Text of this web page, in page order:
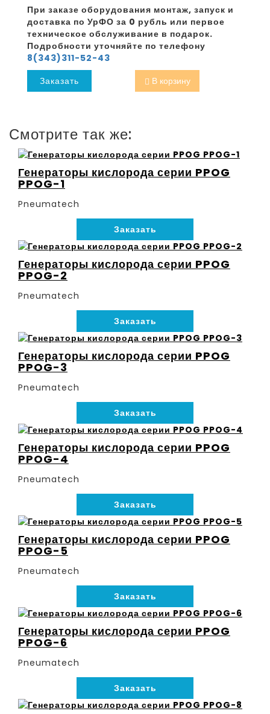
При заказе оборудования монтаж, запуск и
доставка по УрФО за 0 рубль или первое
техническое обслуживание в подарок.
Подробности уточняйте по телефону
8(343)311-52-43
Заказать
В корзину
Смотрите так же:
Генераторы кислорода серии PPOG
PPOG-1
Pneumatech
Заказать
Генераторы кислорода серии PPOG
PPOG-2
Pneumatech
Заказать
Генераторы кислорода серии PPOG
PPOG-3
Pneumatech
Заказать
Генераторы кислорода серии PPOG
PPOG-4
Pneumatech
Заказать
Генераторы кислорода серии PPOG
PPOG-5
Pneumatech
Заказать
Генераторы кислорода серии PPOG
PPOG-6
Pneumatech
Заказать